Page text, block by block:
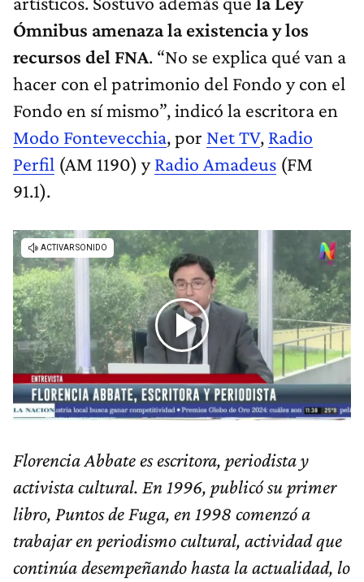
Ómnibus amenaza la existencia y los
recursos del FNA. “No se explica qué van a
hacer con el patrimonio del Fondo y con el
Fondo en sí mismo”, indicó la escritora en
Modo Fontevecchia, por Net TV, Radio
Perfil (AM 1190) yRadio Amadeus (FM
91.1).
Florencia Abbate es escritora, periodista y
activista cultural. En 1996, publicó su primer
libro, Puntos de Fuga, en 1998 comenzó a
trabajar en periodismo cultural, actividad que
continúa desempeñando hasta la actualidad, lo